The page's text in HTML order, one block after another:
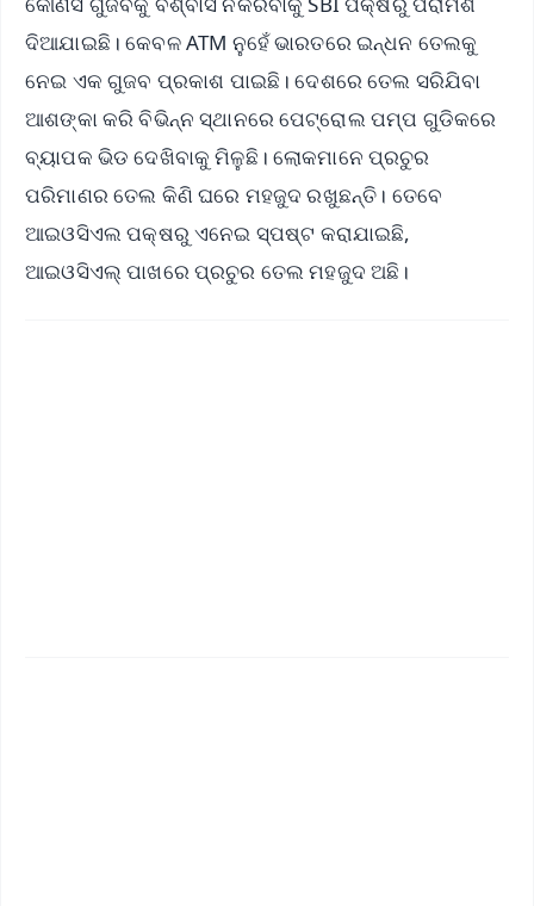
ଦିଆଯାଇଛି। କେବଳ ATM ନୁହେଁ ଭାରତରେ ଇନ୍ଧନ ତେଲକୁ
ନେଇ ଏକ ଗୁଜବ ପ୍ରକାଶ ପାଇଛି। ଦେଶରେ ତେଲ ସରିଯିବା
ଆଶଙ୍କା କରି ବିଭିନ୍ନ ସ୍ଥାନରେ ପେଟ୍ରୋଲ ପମ୍ପ ଗୁଡିକରେ
ବ୍ୟାପକ ଭିଡ ଦେଖିବାକୁ ମିଳୁଛି। ଲୋକମାନେ ପ୍ରଚୁର
ପରିମାଣର ତେଲ କିଣି ଘରେ ମହଜୁଦ ରଖୁଛନ୍ତି। ତେବେ
ଆଇଓସିଏଲ ପକ୍ଷରୁ ଏନେଇ ସ୍ପଷ୍ଟ କରାଯାଇଛି,
ଆଇଓସିଏଲ୍ ପାଖରେ ପ୍ରଚୁର ତେଲ ମହଜୁଦ ଅଛି।